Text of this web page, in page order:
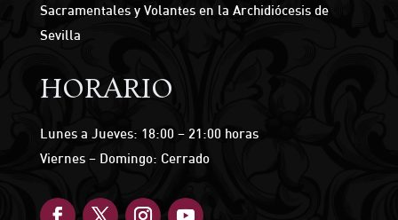
Sacramentales y Volantes en la Archidiócesis de
Sevilla
HORARIO
Lunes a Jueves: 18:00 – 21:00 horas
Viernes – Domingo: Cerrado